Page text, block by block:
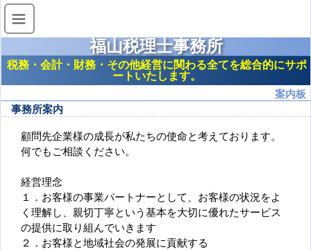
福山税理士事務所
税務・会計・財務・その他経営に関わる全てを総合的にサポ
ートいたします。
案内板
事務所案内
顧問先企業様の成長が私たちの使命と考えております。
何でもご相談ください。
経営理念
１．お客様の事業パートナーとして、お客様の状況をよ
く理解し、親切丁寧という基本を大切に優れたサービス
の提供に取り組んでいきます
２．お客様と地域社会の発展に貢献する